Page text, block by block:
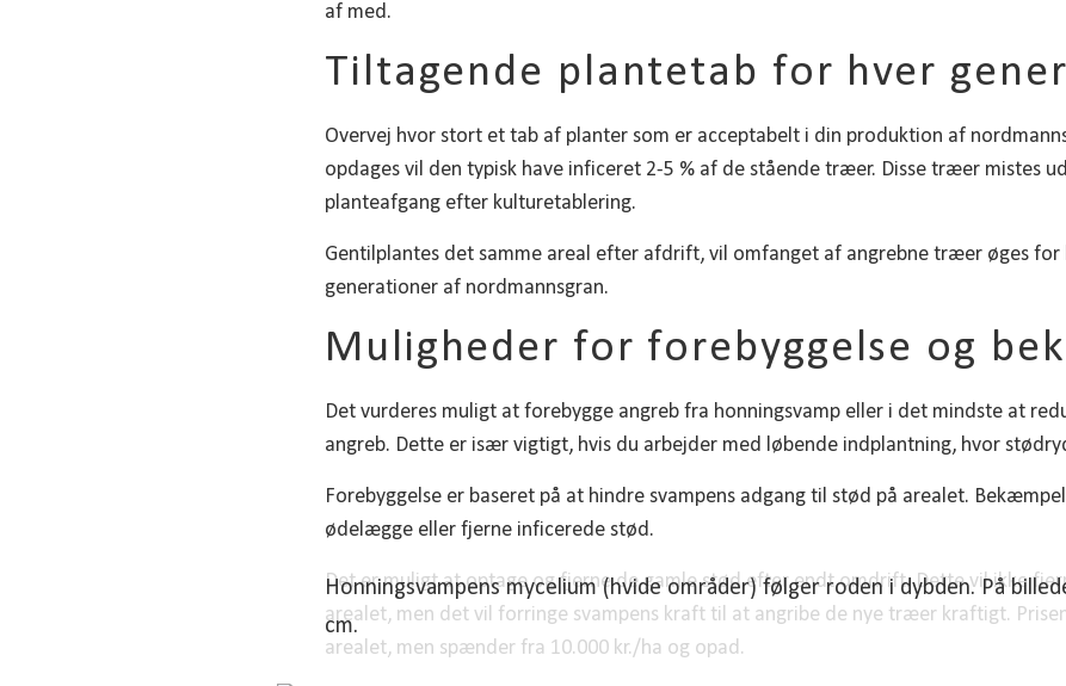
af med.
Tiltagende plantetab for hver
Overvej hvor stort et tab af planter som er acceptabelt i din produktion af
opdages vil den typisk have inficeret 2-5 % af de stående træer. Disse træer mistes
planteafgang efter kulturetablering.
Gentilplantes det samme areal efter afdrift, vil omfanget af angrebne træer øges
generationer af nordmannsgran.
Muligheder for forebyggelse og
Det vurderes muligt at forebygge angreb fra honningsvamp eller i det mindste at
angreb. Dette er især vigtigt, hvis du arbejder med løbende indplantning, hvor
Forebyggelse er baseret på at hindre svampens adgang til stød på arealet.
ødelægge eller fjerne inficerede stød.
Det er muligt at optage og fjerne de gamle stød efter endt omdrift. Dette vil ikke
arealet, men det vil forringe svampens kraft til at angribe de nye træer kraftigt.
arealet, men spænder fra 10.000 kr./ha og opad.
Honningsvampens mycelium (hvide områder) følger roden i dybden. På
cm.